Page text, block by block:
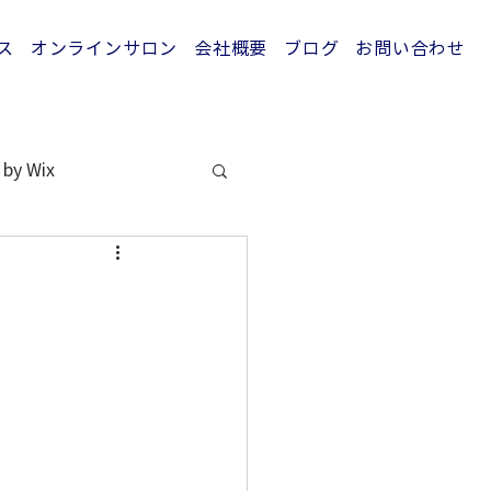
オンラインサロン 会社概要 ブログ お問い合わせ
Wix